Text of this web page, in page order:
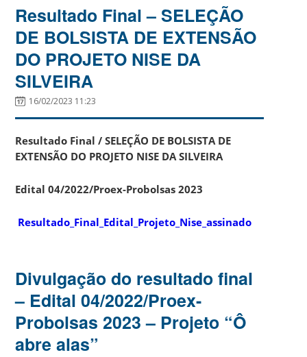
Resultado Final – SELEÇÃO
DE BOLSISTA DE EXTENSÃO
DO PROJETO NISE DA
SILVEIRA
16/02/2023 11:23
Resultado Final / SELEÇÃO DE BOLSISTA DE
EXTENSÃO DO PROJETO NISE DA SILVEIRA
Edital 04/2022/Proex-Probolsas 2023
Resultado_Final_Edital_Projeto_Nise_assinado
Divulgação do resultado final
– Edital 04/2022/Proex-
Probolsas 2023 – Projeto “Ô
abre alas”